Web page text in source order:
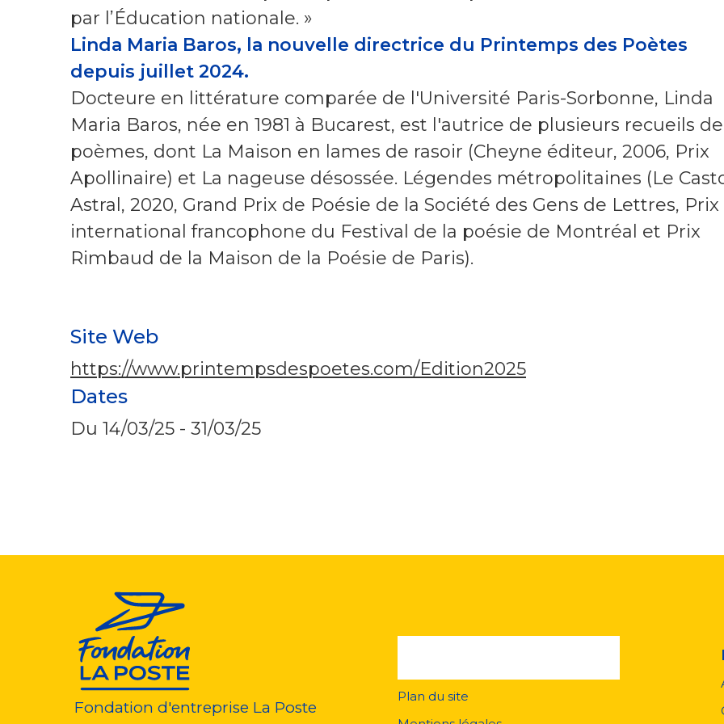
par l’Éducation nationale. »
Linda Maria Baros, la nouvelle directrice du Printemps des Poètes
depuis juillet 2024.
Docteure en littérature comparée de l'Université Paris-Sorbonne, Linda
Maria Baros, née en 1981 à Bucarest, est l'autrice de plusieurs recueils de
poèmes, dont La Maison en lames de rasoir (Cheyne éditeur, 2006, Prix
Apollinaire) et La nageuse désossée. Légendes métropolitaines (Le
Astral, 2020, Grand Prix de Poésie de la Société des Gens de Lettres, Prix
international francophone du Festival de la poésie de Montréal et Prix
Rimbaud de la Maison de la Poésie de Paris).
Site Web
https://www.printempsdespoetes.com/Edition2025
Dates
Du 14/03/25 - 31/03/25
Fondation d'entreprise La Poste
Plan du site